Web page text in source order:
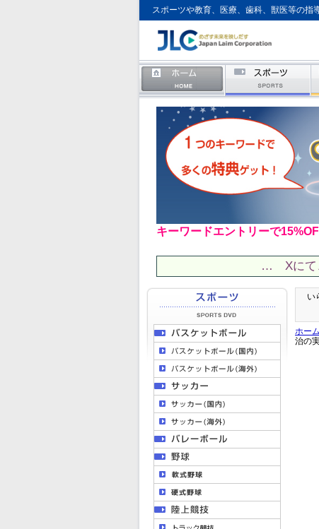
スポーツや教育、医療、歯科、獣医等の指
キーワードエントリーで
… Xにて
い
ホーム
治の